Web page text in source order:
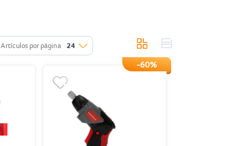
Artículos por página 24
-60%